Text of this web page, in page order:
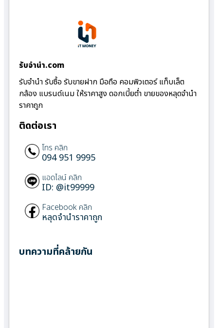
รับจํานํา.com
รับจำนำ รับซื้อ รับขายฝาก มือถือ คอมพิวเตอร์ แท็บเล็ต
กล้อง แบรนด์เนม ให้ราคาสูง ดอกเบี้ยต่ำ ขายของหลุดจำนำ
ราคาถูก
ติดต่อเรา
โทร คลิก
094 951 9995
แอดไลน์ คลิก
ID: @it99999
Facebook คลิก
หลุดจำนำราคาถูก
บทความที่คล้ายกัน